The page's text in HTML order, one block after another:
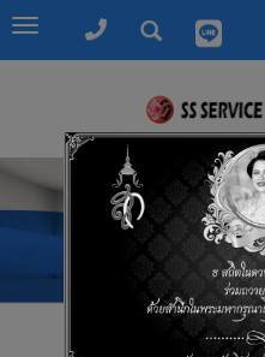
Toggle
navigation